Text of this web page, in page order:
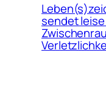
sendet